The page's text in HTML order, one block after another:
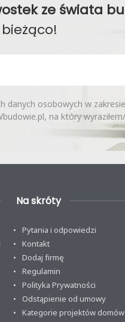
ze świata
danych osobowych w zakresie
na który wyraziłem/
Na skróty
Pytania i odpowiedzi
Kontakt
Dodaj firmę
Regulamin
Polityka Prywatności
Odstąpienie od umowy
Kategorie projektów domów